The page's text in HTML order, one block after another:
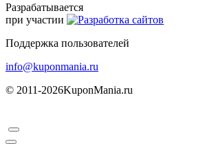
Разрабатывается
при участии
Поддержка пользователей
info@kuponmania.ru
© 2011-2026KuponMania.ru